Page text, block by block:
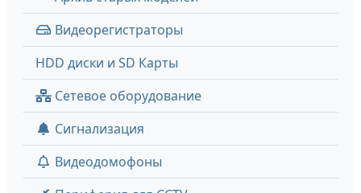
Видеорегистраторы
HDD диски и SD Карты
Сетевое оборудование
Сигнализация
Видеодомофоны